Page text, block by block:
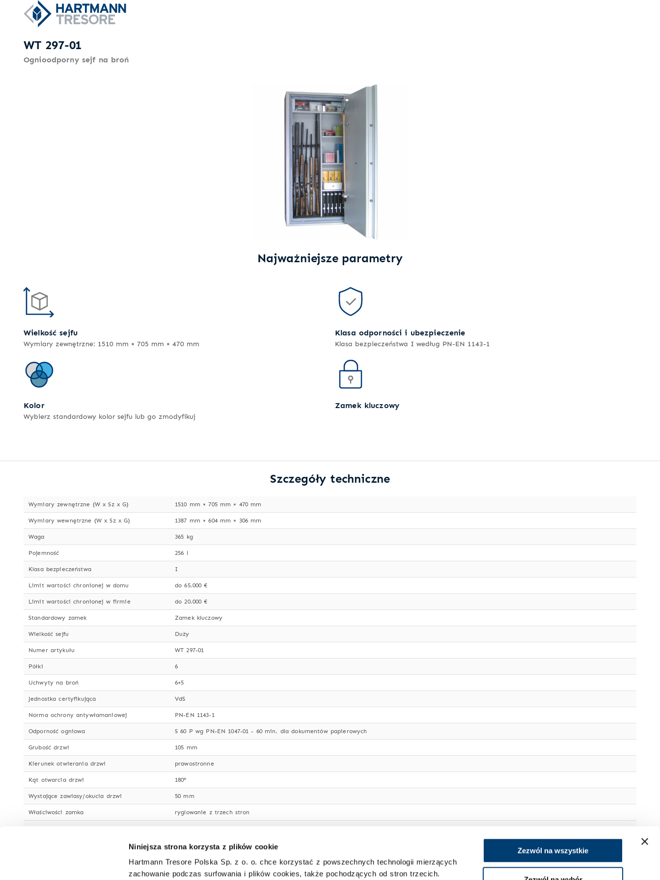
Niniejsza strona korzysta z plików cookie
Hartmann Tresore Polska Sp. z o. o. chce korzystać z powszechnych technologii mierzących
zachowanie podczas surfowania i plików cookies, także pochodzących od stron trzecich.
Zezwól na wszystkie
WT 297-01
Ognioodporny sejf na broń
Najważniejsze parametry
Wielkość sejfu
Wymiary zewnętrzne: 1510 mm × 705 mm × 470 mm
Klasa odporności i ubezpieczenie
Klasa bezpieczeństwa I według PN-EN 1143-1
Kolor
Wybierz standardowy kolor sejfu lub go zmodyfikuj
Zamek kluczowy
Szczegóły techniczne
Wymiary zewnętrzne (W x Sz x G) 1510 mm × 705 mm × 470 mm
Wymiary wewnętrzne (W x Sz x G) 1387 mm × 604 mm × 306 mm
Waga 365 kg
Pojemność 256 l
Klasa bezpieczeństwa I
Limit wartości chronionej w domu do 65.000 €
Limit wartości chronionej w firmie do 20.000 €
Standardowy zamek Zamek kluczowy
Wielkość sejfu Duży
Numer artykułu WT 297-01
Półki 6
Uchwyty na broń 6+5
Jednostka certyfikująca VdS
Norma ochrony antywłamaniowej PN-EN 1143-1
Odporność ogniowa S 60 P wg PN-EN 1047-01 - 60 min. dla dokumentów papierowych
Grubość drzwi 105 mm
Kierunek otwierania drzwi prawostronne
Kąt otwarcia drzwi 180°
Wystające zawiasy/okucia drzwi 50 mm
Właściwości zamka ryglowanie z trzech stron
jasnoszary RAL 7035
1
2